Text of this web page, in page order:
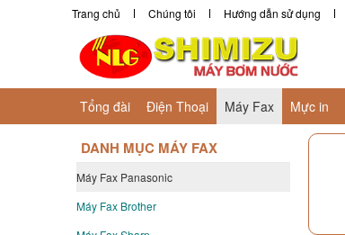
Trang chủ Chúng tôi Hướng dẫn sử dụng
Tổng đài Điện Thoại Máy Fax Mực in
DANH MỤC MÁY FAX
Máy Fax Panasonic
Máy Fax Brother